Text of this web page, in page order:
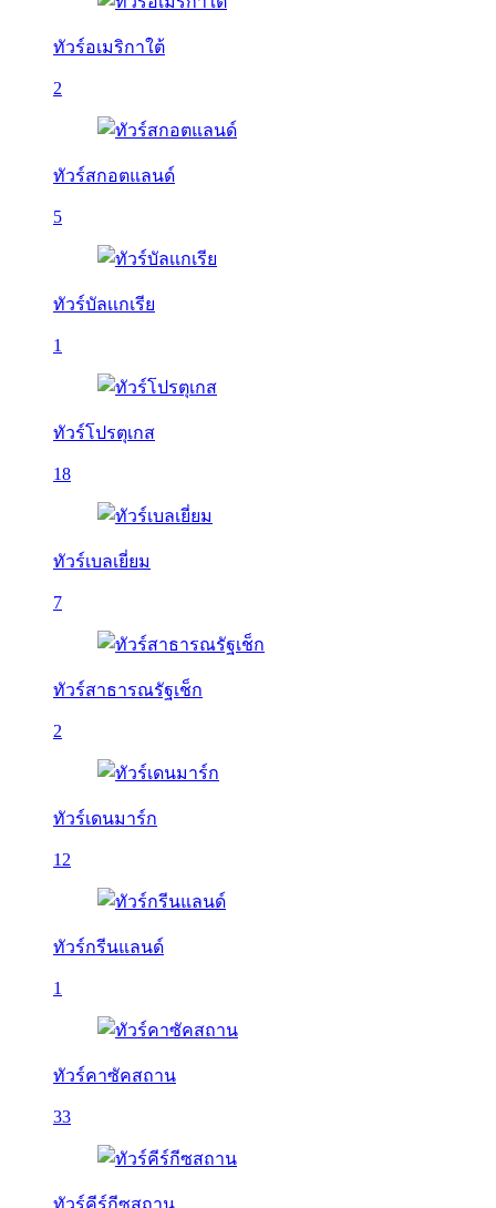
ทัวร์อเมริกาใต้
2
ทัวร์สกอตแลนด์
5
ทัวร์บัลเเกเรีย
1
ทัวร์โปรตุเกส
18
ทัวร์เบลเยี่ยม
7
ทัวร์สาธารณรัฐเช็ก
2
ทัวร์เดนมาร์ก
12
ทัวร์กรีนแลนด์
1
ทัวร์คาซัคสถาน
33
ทัวร์คีร์กีซสถาน